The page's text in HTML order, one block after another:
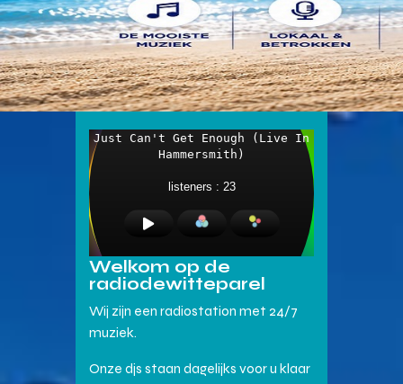
Welkom op de
radiodewitteparel
Wij zijn een radiostation met 24/7
muziek.
Onze djs staan dagelijks voor u klaar